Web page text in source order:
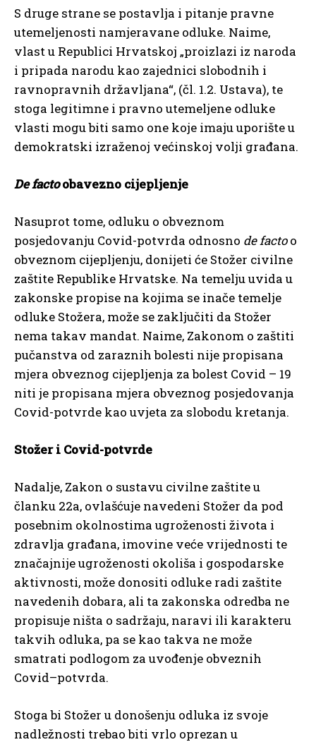
S druge strane se postavlja i pitanje pravne
utemeljenosti namjeravane odluke. Naime,
vlast u Republici Hrvatskoj „proizlazi iz naroda
i pripada narodu kao zajednici slobodnih i
ravnopravnih državljana“, (čl. 1.2. Ustava), te
stoga legitimne i pravno utemeljene odluke
vlasti mogu biti samo one koje imaju uporište u
demokratski izraženoj većinskoj volji građana.
De factoobavezno cijepljenje
Nasuprot tome, odluku o obveznom
posjedovanju Covid-potvrda odnosno de factoo
obveznom cijepljenju, donijeti će Stožer civilne
zaštite Republike Hrvatske. Na temelju uvida u
zakonske propise na kojima se inače temelje
odluke Stožera, može se zaključiti da Stožer
nema takav mandat. Naime, Zakonom o zaštiti
pučanstva od zaraznih bolesti nije propisana
mjera obveznog cijepljenja za bolest Covid – 19
niti je propisana mjera obveznog posjedovanja
Covid-potvrde kao uvjeta za slobodu kretanja.
Stožer i Covid-potvrde
Nadalje, Zakon o sustavu civilne zaštite u
članku 22a, ovlašćuje navedeni Stožer da pod
posebnim okolnostima ugroženosti života i
zdravlja građana, imovine veće vrijednosti te
značajnije ugroženosti okoliša i gospodarske
aktivnosti, može donositi odluke radi zaštite
navedenih dobara, ali ta zakonska odredba ne
propisuje ništa o sadržaju, naravi ili karakteru
takvih odluka, pa se kao takva ne može
smatrati podlogom za uvođenje obveznih
Covid–potvrda.
Stoga bi Stožer u donošenju odluka iz svoje
nadležnosti trebao biti vrlo oprezan u